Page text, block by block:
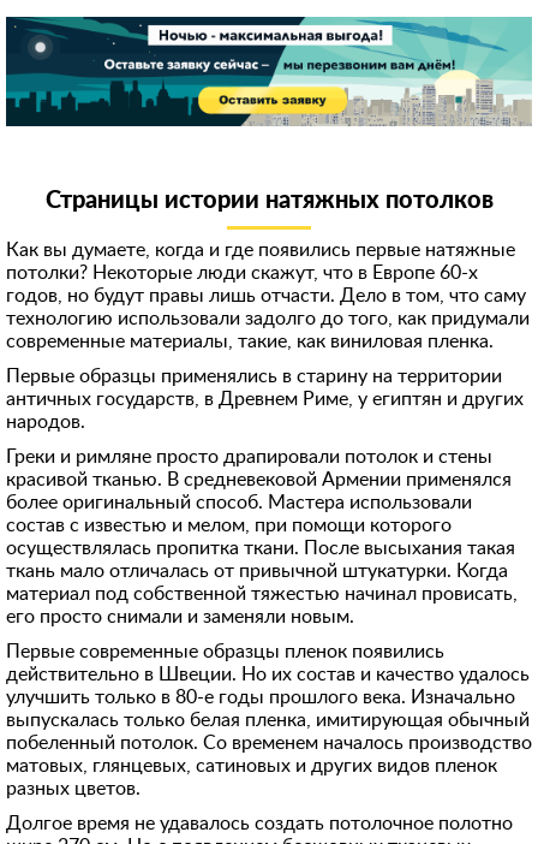
Страницы истории натяжных потолков
Как вы думаете, когда и где появились первые натяжные
потолки? Некоторые люди скажут, что в Европе 60-х
годов, но будут правы лишь отчасти. Дело в том, что саму
технологию использовали задолго до того, как придумали
современные материалы, такие, как виниловая пленка.
Первые образцы применялись в старину на территории
античных государств, в Древнем Риме, у египтян и других
народов.
Греки и римляне просто драпировали потолок и стены
красивой тканью. В средневековой Армении применялся
более оригинальный способ. Мастера использовали
состав с известью и мелом, при помощи которого
осуществлялась пропитка ткани. После высыхания такая
ткань мало отличалась от привычной штукатурки. Когда
материал под собственной тяжестью начинал провисать,
его просто снимали и заменяли новым.
Первые современные образцы пленок появились
действительно в Швеции. Но их состав и качество удалось
улучшить только в 80-е годы прошлого века. Изначально
выпускалась только белая пленка, имитирующая обычный
побеленный потолок. Со временем началось производство
матовых, глянцевых, сатиновых и других видов пленок
разных цветов.
Долгое время не удавалось создать потолочное полотно